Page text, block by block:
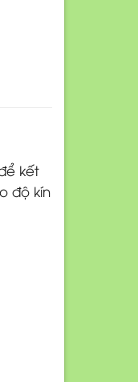
kết
độ kín